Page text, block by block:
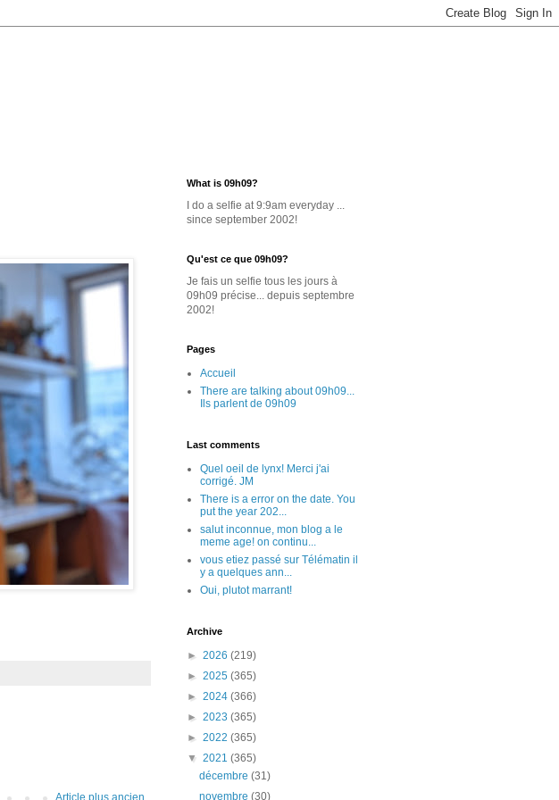
Article plus ancien
What is 09h09?
I do a selfie at 9:9am everyday ...
since september 2002!
Qu'est ce que 09h09?
Je fais un selfie tous les jours à
09h09 précise... depuis septembre
2002!
Pages
Accueil
There are talking about 09h09...
Ils parlent de 09h09
Last comments
Quel oeil de lynx! Merci j'ai
corrigé. JM
There is a error on the date. You
put the year 202...
salut inconnue, mon blog a le
meme age! on continu...
vous etiez passé sur Télématin il
y a quelques ann...
Oui, plutot marrant!
Archive
► 2026 (219)
► 2025 (365)
► 2024 (366)
► 2023 (365)
► 2022 (365)
▼ 2021 (365)
décembre(31)
novembre(30)